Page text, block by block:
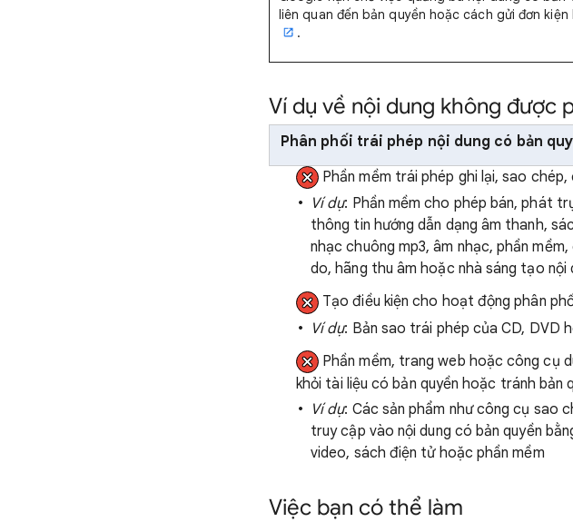
liên quan đến bản quyền hoặc cách gửi đơn
.
Ví dụ về nội dung không được
Phân phối trái phép nội dung có bản
Phần mềm trái phép ghi lại, sao
Ví dụ: Phần mềm cho phép bán, phát
thông tin hướng dẫn dạng âm thanh,
nhạc chuông mp3, âm nhạc, phần
do, hãng thu âm hoặc nhà sáng tạo nội
Tạo điều kiện cho hoạt động phân
Ví dụ: Bản sao trái phép của CD, DVD
Phần mềm, trang web hoặc công cụ
khỏi tài liệu có bản quyền hoặc tránh bản
Ví dụ: Các sản phẩm như công cụ sao
truy cập vào nội dung có bản quyền
video, sách điện tử hoặc phần mềm
Việc bạn có thể làm